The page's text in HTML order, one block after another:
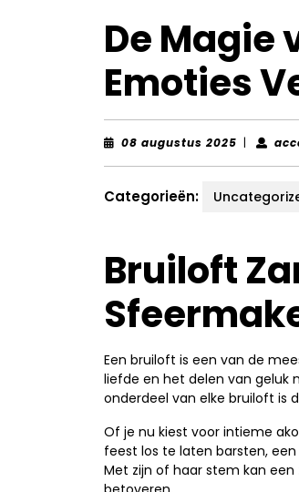
De Magie
Emoties
08 augustus 2025 08|
Categorieën:
Bruiloft
Een bruiloft is een van de
liefde en het delen van geluk
onderdeel van elke bruiloft is
Of je nu kiest voor intieme
feest los te laten barsten,
Met zijn of haar stem kan